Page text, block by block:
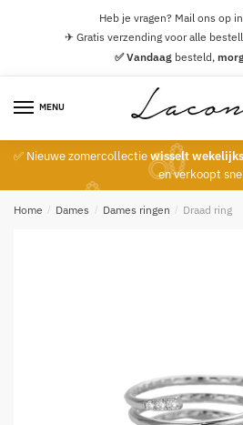
Heb je vragen? Mail ons op
✈ Gratis verzending voor alle
✅ Vandaag besteld,
MENU
✅ Nieuwe zomercollectiewisselt wekelijks
en verkoopt
Home / Dames / Dames ringen / Draad ring